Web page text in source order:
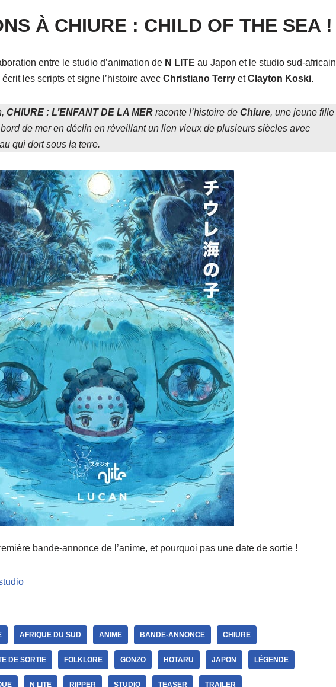
À CHIURE : CHILD OF THE SEA !
entre le studio d’animation de N LITE au Japon et le studio sud-africain
écrit les scripts et signe l’histoire avec Christiano Terry etClayton Koski.
CHIURE : L’ENFANT DE LA MER raconte l’histoire de Chiure, une jeune fille
de mer en déclin en réveillant un lien vieux de plusieurs siècles avec
qui dort sous la terre.
bande-annonce de l’anime, et pourquoi pas une date de sortie !
AFRIQUE DU SUD ANIME BANDE-ANNONCE CHIURE
DE SORTIE FOLKLORE GONZO HOTARU JAPON LÉGENDE
N LITE RIPPER STUDIO TEASER TRAILER